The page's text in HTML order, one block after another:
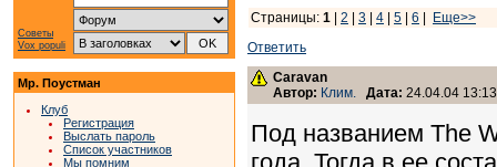
Советы
Vox populi
Мр. Поустман
Клуб
Регистрация
Выслать пароль
Список участников
Мы помним
Страницы: 1 2 3 4 5 6
Еще>>
Ответить
Caravan
Автор: Клим. Дата: 24.04.04
Под названием The